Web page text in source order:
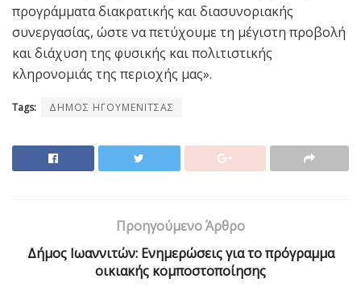
προγράμματα διακρατικής και διασυνοριακής
συνεργασίας, ώστε να πετύχουμε τη μέγιστη προβολή
και διάχυση της φυσικής και πολιτιστικής
κληρονομιάς της περιοχής μας».
Tags: ΔΗΜΟΣ ΗΓΟΥΜΕΝΙΤΣΑΣ
Προηγούμενο Άρθρο
Δήμος Ιωαννιτών: Ενημερώσεις για το πρόγραμμα
οικιακής κομποστοποίησης